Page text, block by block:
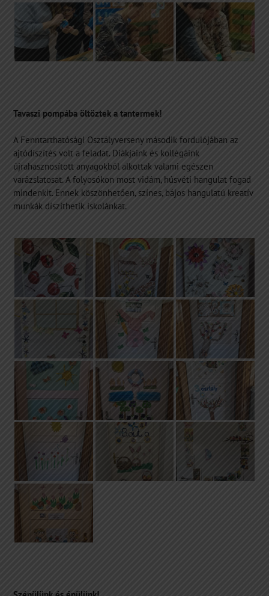
Tavaszi pompába öltöztek a tantermek!
A Fenntarthatósági Osztályverseny második fordulójában az
ajtódíszítés volt a feladat. Diákjaink és kollégáink
újrahasznosított anyagokból alkottak valami egészen
varázslatosat. A folyosókon most vidám, húsvéti hangulat fogad
mindenkit. Ennek köszönhetően, színes, bájos hangulatú kreatív
munkák díszíthetik iskolánkat.